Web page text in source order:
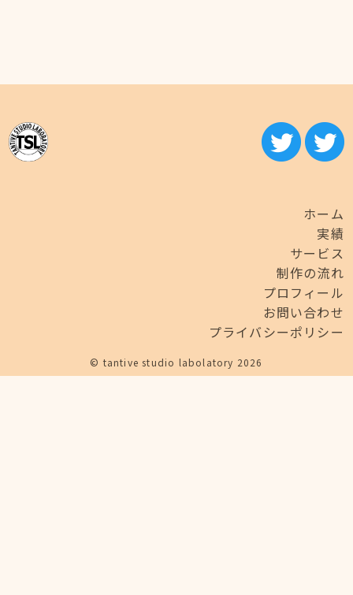
ホーム
実績
サービス
制作の流れ
プロフィール
お問い合わせ
プライバシーポリシー
© tantive studio labolatory 2026